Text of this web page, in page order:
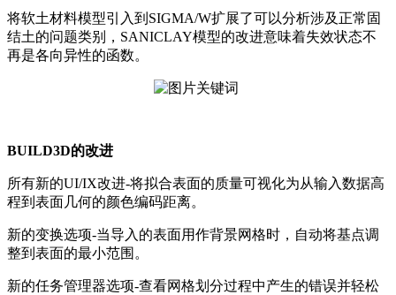
将软土材料模型引入到SIGMA/W扩展了可以分析涉及正常固
结土的问题类别，SANICLAY模型的改进意味着失效状态不
再是各向异性的函数。
BUILD3D的改进
所有新的UI/IX改进-将拟合表面的质量可视化为从输入数据高
程到表面几何的颜色编码距离。
新的变换选项-当导入的表面用作背景网格时，自动将基点调
整到表面的最小范围。
新的任务管理器选项-查看网格划分过程中产生的错误并轻松